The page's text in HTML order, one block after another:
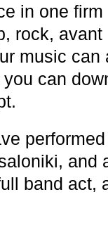
in one
rock,
music can
can
and
band act,